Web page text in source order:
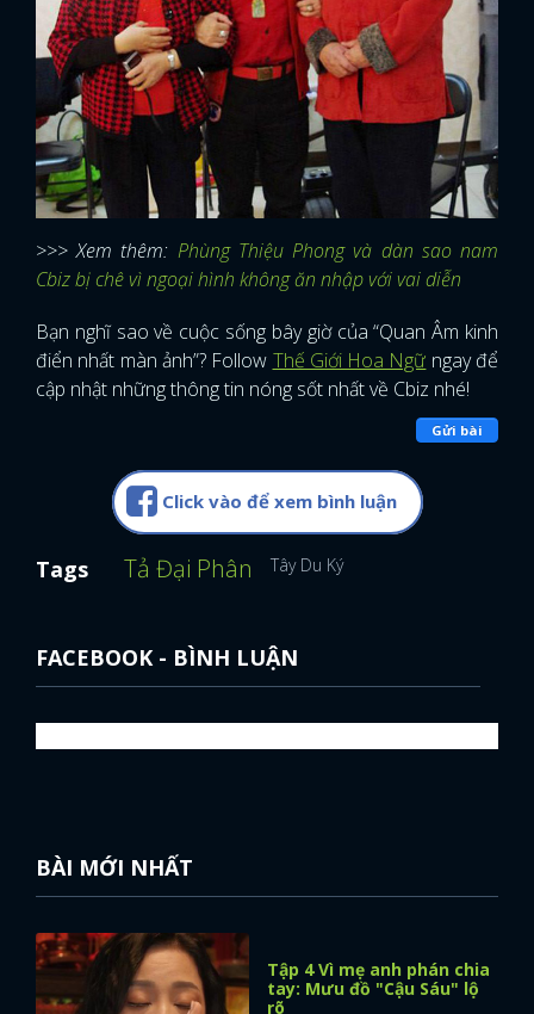
x
ĐĂNG NHẬP
>>> Xem thêm: Phùng Thiệu Phong và dàn sao nam
Cbiz bị chê vì ngoại hình không ăn nhập với vai diễn
Bạn nghĩ sao về cuộc sống bây giờ của “Quan Âm kinh
điển nhất màn ảnh”? Follow Thế Giới Hoa Ngữ ngay để
cập nhật những thông tin nóng sốt nhất về Cbiz nhé!
Gửi bài
Click vào để xem bình luận
Tags Tả Đại Phân Tây Du Ký
FACEBOOK - BÌNH LUẬN
BÀI MỚI NHẤT
Tập 4 Vì mẹ anh phán chia
tay: Mưu đồ "Cậu Sáu" lộ
rõ